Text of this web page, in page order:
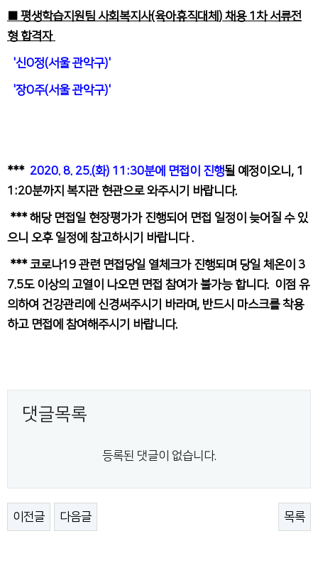
■ 평생학습지원팀 사회복지사(육아휴직대체) 채용 1차 서류전
형 합격자
'신O정(서울 관악구)'
'장O주(서울 관악구)'
*** 2020. 8. 25.(화) 11:30분에 면접이 진행될 예정이오니, 1
1:20분까지 복지관 현관으로 와주시기 바랍니다.
*** 해당 면접일 현장평가가 진행되어 면접 일정이 늦어질 수 있
으니 오후 일정에 참고하시기 바랍니다 .
*** 코로나19 관련 면접당일 열체크가 진행되며 당일 체온이 3
7.5도 이상의 고열이 나오면 면접 참여가 불가능 합니다. 이점 유
의하여 건강관리에 신경써주시기 바라며, 반드시 마스크를 착용
하고 면접에 참여해주시기 바랍니다.
댓글목록
등록된 댓글이 없습니다.
이전글 다음글 목록